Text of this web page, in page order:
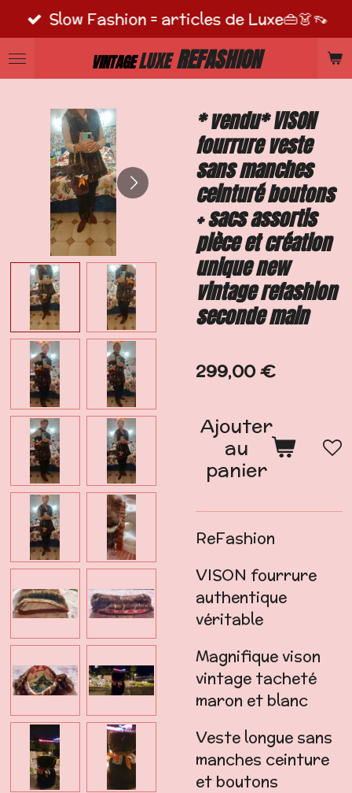
Passer
au
contenu
principal
VINTAGELUXE REFASHION
Slow Fashion = articles de Luxe👜👗👡
* vendu* VISON
fourrure veste
sans manches
ceinturé boutons
+ sacs assortis
pièce et création
unique new
vintage refashion
seconde main
299,00 €
Ajouter
au
panier
ReFashion
VISON fourrure
authentique
véritable
Magnifique vison
vintage tacheté
maron et blanc
Veste longue sans
manches ceinture
et boutons